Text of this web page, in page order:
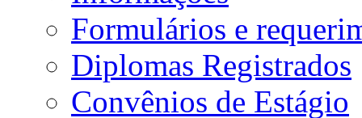
Formulários e
Diplomas Registrados
Convênios de Estágio